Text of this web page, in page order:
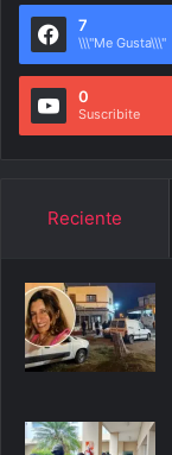
7
\\\"Me Gusta\\\"
0
Suscribite
Reciente